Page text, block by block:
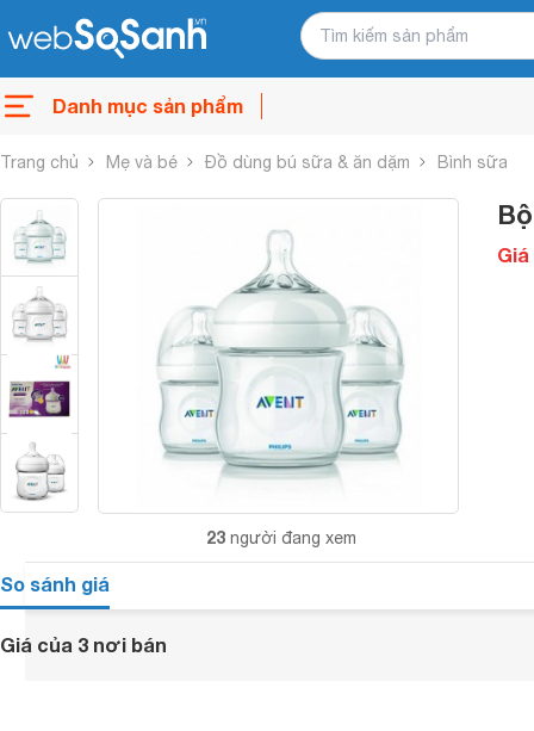
Danh mục sản phẩm
Trang chủ Mẹ và bé Đồ dùng bú sữa & ăn dặm Bình sữa
23 người đang xem
So sánh giá
Giá của 3 nơi bán